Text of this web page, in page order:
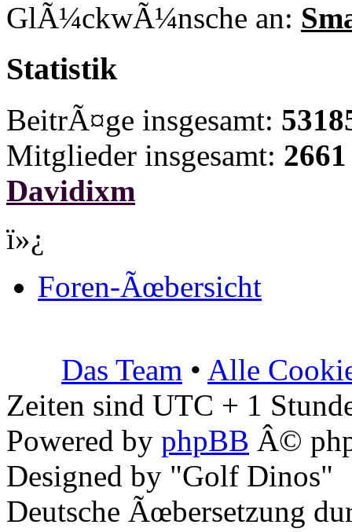
GlÃ¼ckwÃ¼nsche an:
Statistik
BeitrÃ¤ge insgesamt:
Mitglieder insgesamt: 2661
Davidixm
ï»¿
Foren-Ãœbersicht
Das Team • Alle
Zeiten sind UTC + 1
Powered by phpBB Â©
Designed by "Golf Dinos"
Deutsche Ãœbersetzung